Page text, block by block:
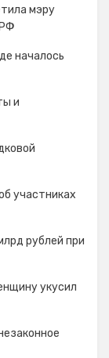
мэру
началось
и
участниках
рублей при
укусил